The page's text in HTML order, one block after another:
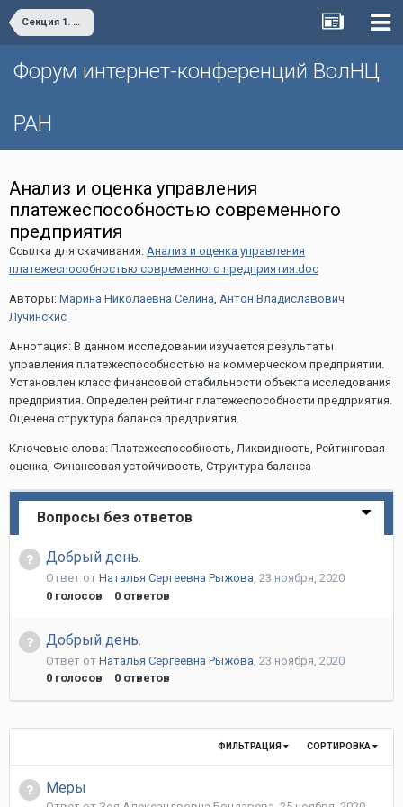
Секция 1. Социально-экономическое развитие и управление территориальными системами и комплексами.
Форум интернет-конференций ВолНЦ
РАН
Анализ и оценка управления
платежеспособностью современного
предприятия
Ссылка для скачивания: Анализ и оценка управления
платежеспособностью современного предприятия.doc
Авторы: Марина Николаевна Селина, Антон Владиславович
Лучинскис
Аннотация: В данном исследовании изучается результаты
управления платежеспособностью на коммерческом предприятии.
Установлен класс финансовой стабильности объекта исследования
предприятия. Определен рейтинг платежеспособности предприятия.
Оценена структура баланса предприятия.
Ключевые слова: Платежеспособность, Ликвидность, Рейтинговая
оценка, Финансовая устойчивость, Структура баланса
Вопросы без ответов
Добрый день.
Ответ от Наталья Сергеевна Рыжова, 23 ноября, 2020
0 голосов 0 ответов
Добрый день.
Ответ от Наталья Сергеевна Рыжова 23 ноября, 2020
0 голосов 0 ответов
СОРТИРОВКА
ФИЛЬТРАЦИЯ
Меры